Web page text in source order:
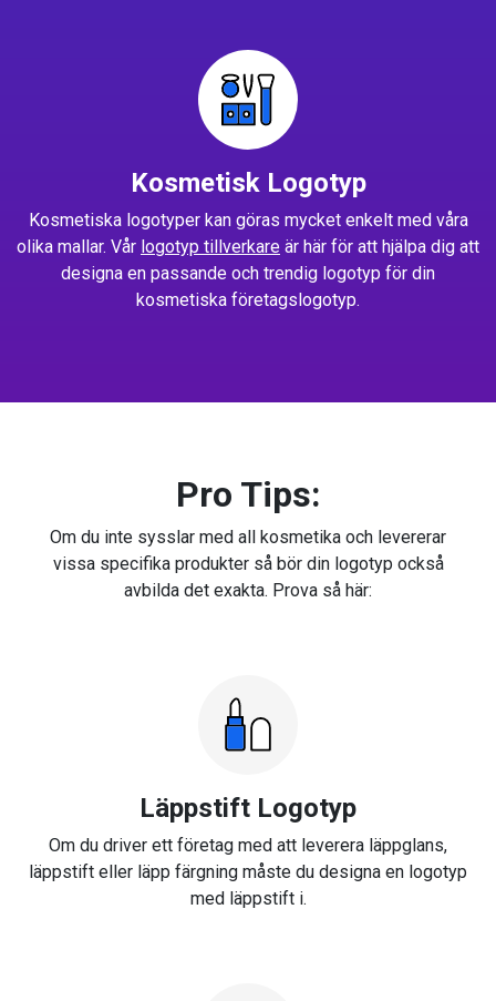
Kosmetisk Logotyp
Kosmetiska logotyper kan göras mycket enkelt med våra
olika mallar. Vår logotyp tillverkare är här för att hjälpa dig att
designa en passande och trendig logotyp för din
kosmetiska företagslogotyp.
Pro Tips:
Om du inte sysslar med all kosmetika och levererar
vissa specifika produkter så bör din logotyp också
avbilda det exakta. Prova så här:
Läppstift Logotyp
Om du driver ett företag med att leverera läppglans,
läppstift eller läpp färgning måste du designa en logotyp
med läppstift i.